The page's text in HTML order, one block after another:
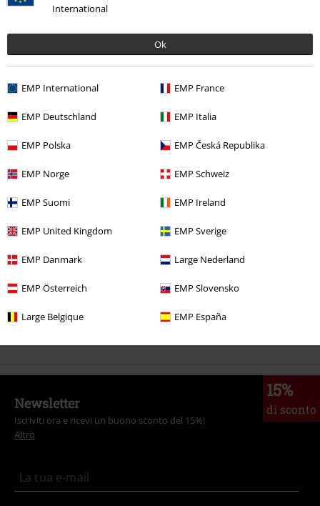
International
Ok
EMP International EMP France
EMP Deutschland EMP Italia
EMP Polska EMP Česká Republika
EMP Norge EMP Schweiz
EMP Suomi EMP Ireland
EMP United Kingdom EMP Sverige
EMP Danmark Large Nederland
EMP Österreich EMP Slovensko
Large Belgique EMP España
2 Commenti
Pubblicato in data: venerdì, 9 agosto 2024
Carina
da portare e leggermente scomoda la seduta. Decisamente per
Recensione verificata
Il commento è stato utile?
Commenta
15%
di sconto
Newsletter
Iscriviti ora e ricevi un buono sconto del 15%!
Altro